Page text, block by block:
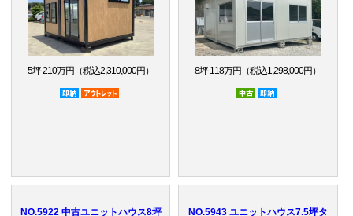
5坪 210万円（税込2,310,000円）
即納品
8坪 118万円（税込1,298,000円）
中古
NO.5922 中古ユニットハウス8坪
NO.5943 ユニットハウス7.5坪タ